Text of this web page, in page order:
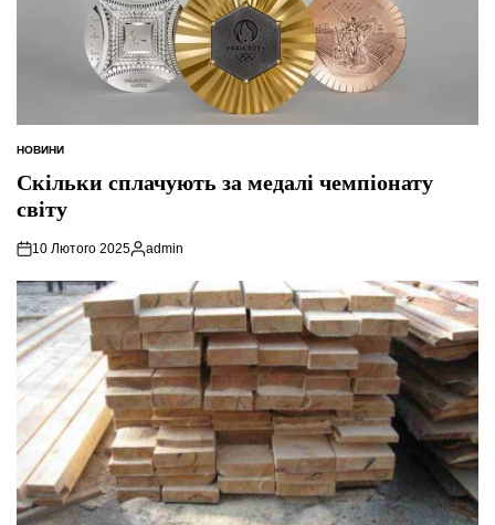
ОПУБЛІКУВАТИ
НОВИНИ
Скільки сплачують за медалі чемпіонату
світу
10 Лютого 2025
Опубліковано
admin